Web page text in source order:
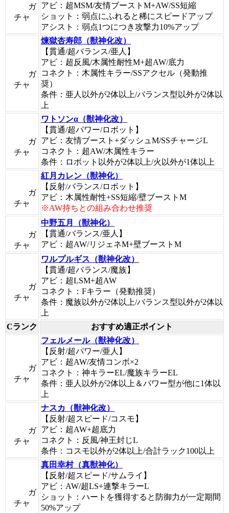
ガ
チャ
アビ：超MSM/友情ブーストM+AW/SS短縮
ショット：弱点にふれると稀にスピードアップ
アシスト：弱点1つにつき攻撃力10%アップ
ガ
チャ
煉獄杏寿郎（獣神化改）
【貫通/超バランス/亜人】
アビ：超反風/木属性耐性M+超AW/底力
コネクト：木属性キラー/SSアクセル（発動推
奨）
条件：亜人以外が2体以上/バランス型以外が2体以
上
ガ
チャ
ワトソンα（獣神化改）
【貫通/超パワー/ロボット】
アビ：友情ブースト+ダッシュM/SSチャージL
コネクト：超AW/木属性キラー
条件：ロボット以外が2体以上/火以外が1体以上
ガ
チャ
紅月カレン（獣神化）
【反射/バランス/ロボット】
アビ：木属性耐性+SS短縮/壁ブーストM
※AW持ちとの組み合わせ推奨
ガ
チャ
中野五月（獣神化）
【貫通/バランス/亜人】
アビ：超AW/リジェネM+壁ブーストM
ガ
チャ
ワルプルギス（獣神化改）
【貫通/超バランス/魔族】
アビ：超LSM+超AW
コネクト：Fキラー（発動推奨）
条件：魔族以外が2体以上/バランス型以外が2体以
上
Cランク
おすすめ適正ポイント
ガ
チャ
フェルメール（獣神化改）
【反射/超パワー/亜人】
アビ：超AW/友情コンボ×2
コネクト：神キラーEL/魔族キラーEL
条件：亜人以外が2体以上＆パワー型が他に1体以
上
ガ
チャ
ナスカ（獣神化改）
【反射/超スピード/コスモ】
アビ：超AW+超底力
コネクト：反風/神王封じL
条件：コスモ以外が2体以上/合計ラック100以上
ガ
チャ
真田幸村（真獣神化）
【反射/超スピード/サムライ】
アビ：AW/超LS+連撃キラーL
ショット：ハートを獲得すると防御力が一定期間
50%アップ